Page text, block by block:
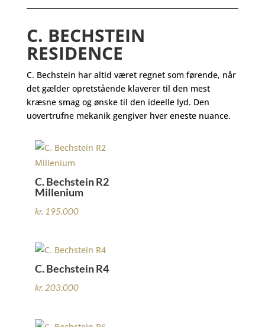
C. BECHSTEIN
RESIDENCE
C. Bechstein har altid været regnet som førende, når
det gælder opretstående klaverer til den mest
kræsne smag og ønske til den ideelle lyd. Den
uovertrufne mekanik gengiver hver eneste nuance.
C. Bechstein R2
Millenium
kr. 195.000
C. Bechstein R4
kr. 203.000